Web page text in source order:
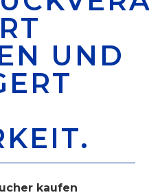
UND
kaufen